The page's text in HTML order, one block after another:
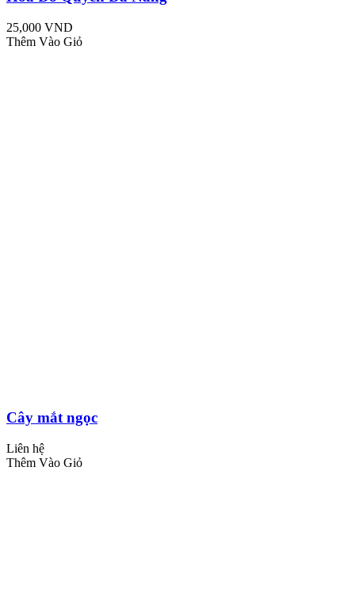
25,000 VND
Thêm Vào Giỏ
Cây mắt ngọc
Liên hệ
Thêm Vào Giỏ